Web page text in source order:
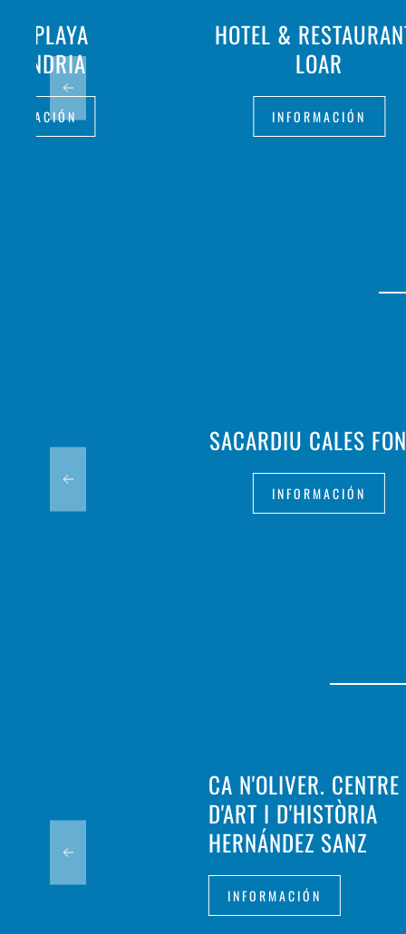
HOTEL &
LOAR
INFORMACIÓN
PLAYA
SACARDIU CALES
INFORMACIÓN
CA N'OLIVER. CENTRE
D'ART I D'HISTÒRIA
HERNÁNDEZ SANZ
INFORMACIÓN